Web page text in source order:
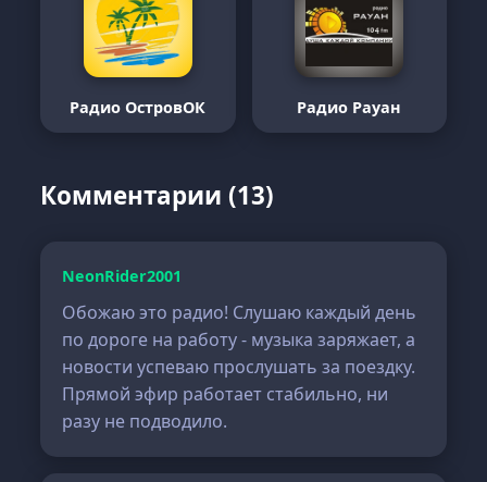
Радио ОстровОК Радио Рауан
Комментарии (13)
NeonRider2001
Обожаю это радио! Слушаю каждый день
по дороге на работу - музыка заряжает, а
новости успеваю прослушать за поездку.
Прямой эфир работает стабильно, ни
разу не подводило.